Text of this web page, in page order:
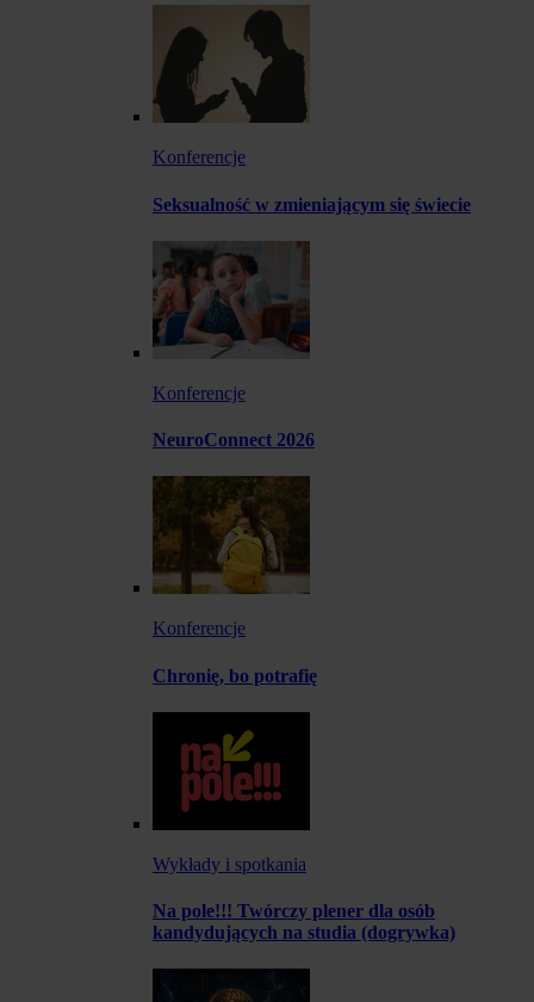
Konferencje
Seksualność w zmieniającym się świecie
Konferencje
NeuroConnect 2026
Konferencje
Chronię, bo potrafię
Wykłady i spotkania
Na pole!!! Twórczy plener dla osób
kandydujących na studia (dogrywka)